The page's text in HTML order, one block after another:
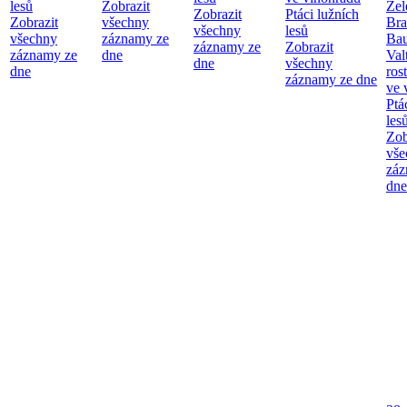
lesů
Zobrazit
všechny
záznamy ze
dne
Zobrazit
všechny
záznamy ze
dne
Zobrazit
všechny
záznamy ze
dne
Ptáci lužních
lesů
Zobrazit
všechny
záznamy ze dne
ve
dne